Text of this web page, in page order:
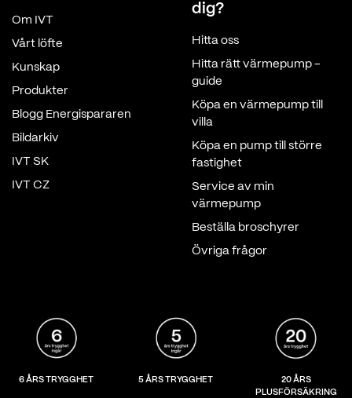
Om IVT
Vårt löfte
Kunskap
Produkter
Blogg Energispararen
Bildarkiv
IVT SK
IVT CZ
dig?
Hitta oss
Hitta rätt värmepump -
guide
Köpa en värmepump till
villa
Köpa en pump till större
fastighet
Service av min
värmepump
Beställa broschyrer
Övriga frågor
6 ÅRS TRYGGHET 5 ÅRS TRYGGHET
20 ÅRS
PLUSFÖRSÄKRING